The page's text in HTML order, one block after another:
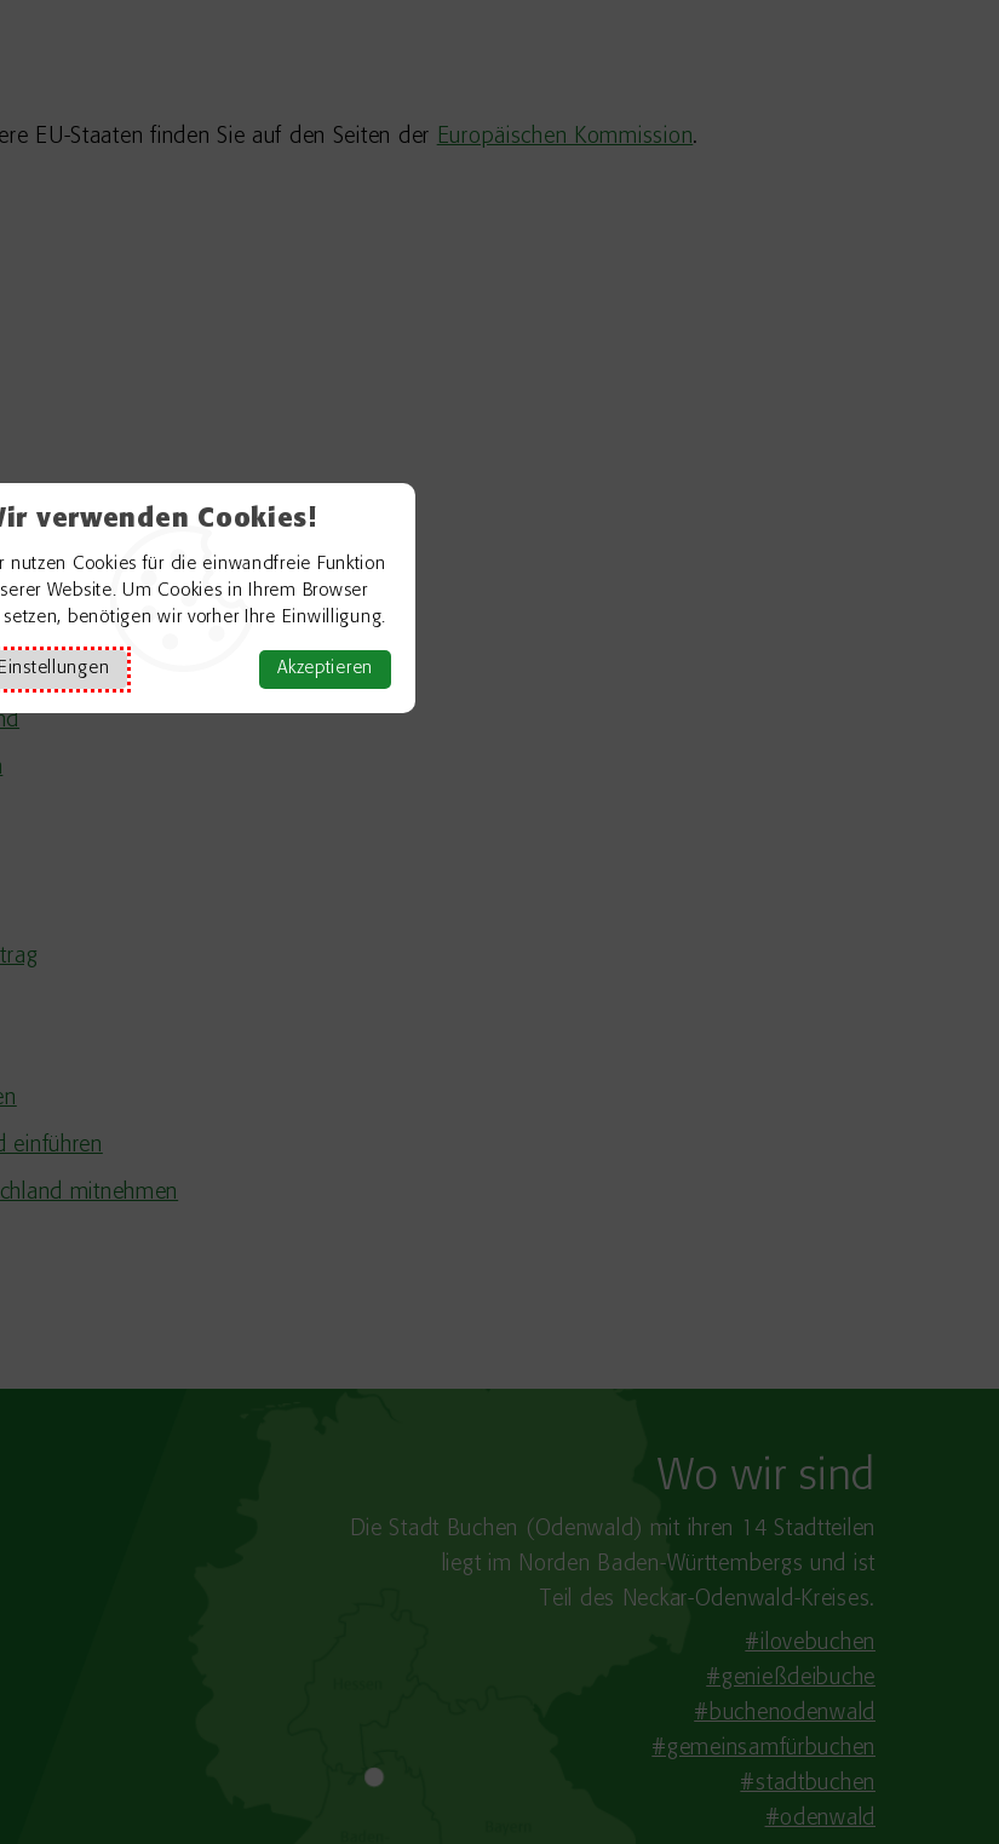
verwenden Cookies!
nutzen Cookies für die einwandfreie Funktion
Website. Um Cookies in Ihrem Browser
setzen, benötigen wir vorher Ihre Einwilligung.
Einstellungen Akzeptieren
EU-Staaten finden Sie auf den Seiten der Europäischen Kommission.
einführen
mitnehmen
Wo wir sind
Die Stadt Buchen (Odenwald) mit ihren 14 Stadtteilen
liegt im Norden Baden-​Württembergs und ist
Teil des Neckar-Odenwald-Kreises.
#ilovebuchen
#genießdeibuche
#buchenodenwald
#gemeinsamfürbuchen
#stadtbuchen
#odenwald